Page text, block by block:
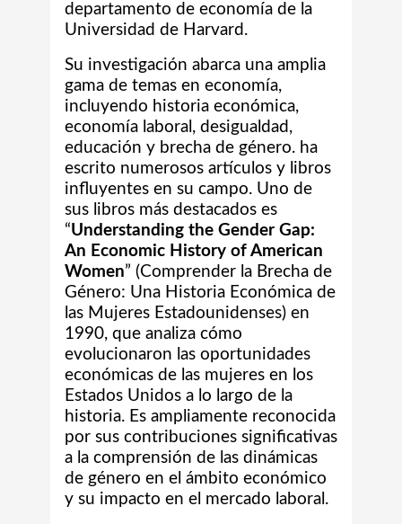
departamento de economía de la
Universidad de Harvard.
Su investigación abarca una amplia
gama de temas en economía,
incluyendo historia económica,
economía laboral, desigualdad,
educación y brecha de género. ha
escrito numerosos artículos y libros
influyentes en su campo. Uno de
sus libros más destacados es
“Understanding the Gender Gap:
An Economic History of American
Women” (Comprender la Brecha de
Género: Una Historia Económica de
las Mujeres Estadounidenses) en
1990, que analiza cómo
evolucionaron las oportunidades
económicas de las mujeres en los
Estados Unidos a lo largo de la
historia. Es ampliamente reconocida
por sus contribuciones significativas
a la comprensión de las dinámicas
de género en el ámbito económico
y su impacto en el mercado laboral.